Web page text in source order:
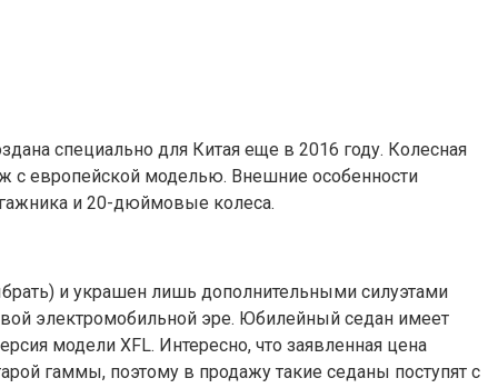
специально для Китая еще в 2016 году. Колесная
с европейской моделью. Внешние особенности
и 20-дюймовые колеса.
и украшен лишь дополнительными силуэтами
электромобильной эре. Юбилейный седан имеет
модели XFL. Интересно, что заявленная цена
гаммы, поэтому в продажу такие седаны поступят с